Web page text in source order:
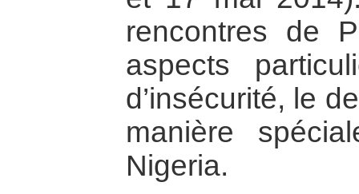
rencontres de
aspects
d’insécurité, le
manière
Nigeria.